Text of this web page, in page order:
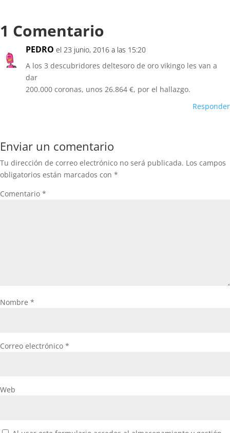
1 Comentario
PEDRO el 23 junio, 2016 a las 15:20
A los 3 descubridores deltesoro de oro vikingo les van a
dar
200.000 coronas, unos 26.864 €, por el hallazgo.
Responder
Enviar un comentario
Tu dirección de correo electrónico no será publicada. Los campos
obligatorios están marcados con *
Comentario *
Nombre *
Correo electrónico *
Web